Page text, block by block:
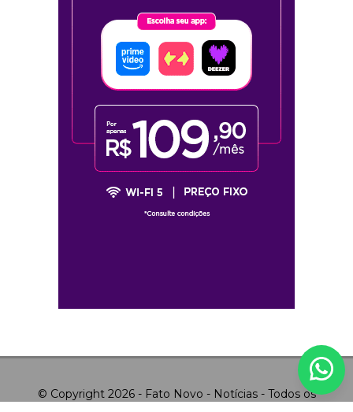
© Copyright 2026 - Fato Novo - Notícias - Todos os